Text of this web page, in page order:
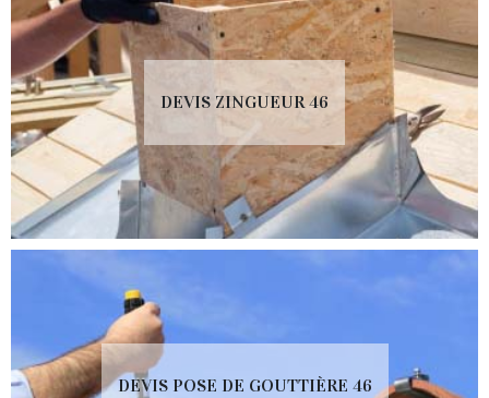
DEVIS ZINGUEUR 46
DEVIS POSE DE GOUTTIÈRE 46